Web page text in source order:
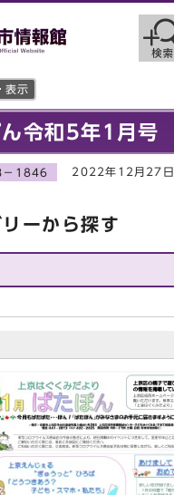
表示
ん令和5年1月号
－1846 2022年12月27日
ーから探す